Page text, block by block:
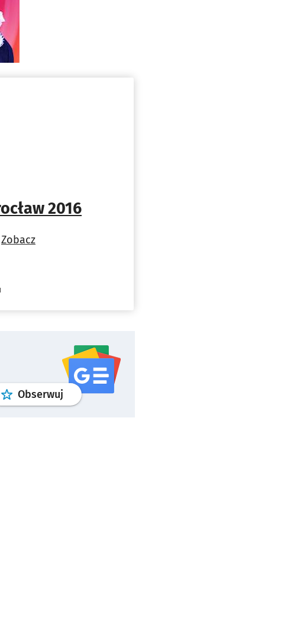
2016
Zobacz
Obserwuj profilgoogle news